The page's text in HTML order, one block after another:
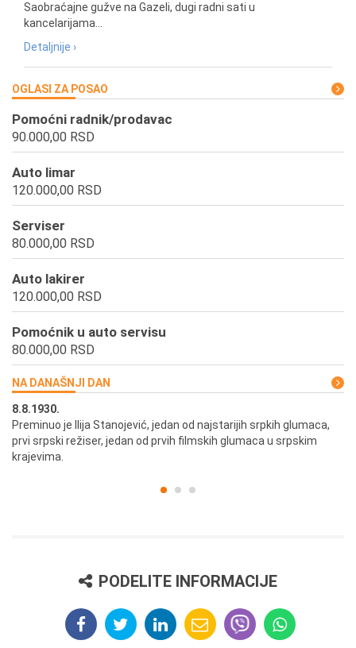
Saobraćajne gužve na Gazeli, dugi radni sati u
kancelarijama...
Detaljnije ›
OGLASI ZA POSAO
Pomoćni radnik/prodavac
90.000,00 RSD
Auto limar
120.000,00 RSD
Serviser
80.000,00 RSD
Auto lakirer
120.000,00 RSD
Pomoćnik u auto servisu
80.000,00 RSD
NA DANAŠNJI DAN
8.8.1930.
Preminuo je Ilija Stanojević, jedan od najstarijih srpkih glumaca,
prvi srpski režiser, jedan od prvih filmskih glumaca u srpskim
krajevima.
PODELITE INFORMACIJE